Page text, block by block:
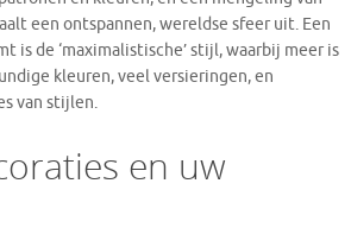
een ontspannen, wereldse sfeer uit. Een
is de ‘maximalistische’ stijl, waarbij meer is
kleuren, veel versieringen, en
van stijlen.
en uw